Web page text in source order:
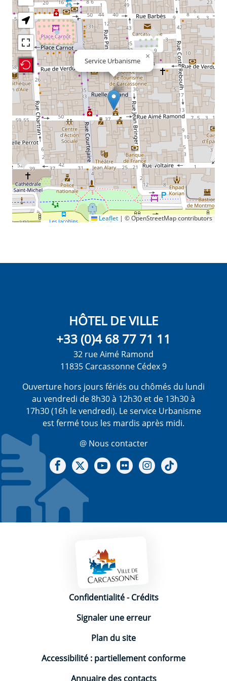
Service Urbanisme ×
Recenter Map
Leaflet | © OpenStreetMap contributors
HÔTEL DE VILLE
+33 (0)4 68 77 71 11
32 rue Aimé Ramond
11835 Carcassonne Cédex 9
Ouverture hors jours fériés ou chômés du lundi
au vendredi de 8h30 à 12h30 et de 13h30 à
17h30 (16h le vendredi). Le service Urbanisme
est fermé tous les mardis après midi.
@ Nous contacter
Notre Facebook
Notre X - (twitter)
Notre chaine Youtube
Notre Gallerie sur Flickr
Notre Instagram
Mentions légales
Confidentialité-Crédits
Signaler une erreur
Plan du site
Accessibilité : partiellement conforme
Annuaire des contacts